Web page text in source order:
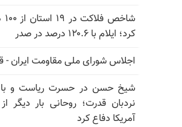
کرد؛ ایلام با ۱۲۰.۶ درصد در صدر
اجلاس شورای ملی مقاومت ایران
شیخ حسن در حسرت ریاست و
نردبان قدرت؛ روحانی بار دیگر
آمریکا دفاع کرد